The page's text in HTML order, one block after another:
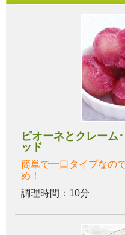
ピオーネとクレーム
ッド
簡単で一口タイプなの
め！
調理時間：10分